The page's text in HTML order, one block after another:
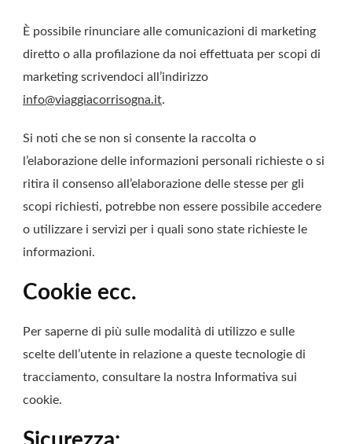
È possibile rinunciare alle comunicazioni di marketing
diretto o alla profilazione da noi effettuata per scopi di
marketing scrivendoci all’indirizzo
info@viaggiacorrisogna.it.
Si noti che se non si consente la raccolta o
l’elaborazione delle informazioni personali richieste o si
ritira il consenso all’elaborazione delle stesse per gli
scopi richiesti, potrebbe non essere possibile accedere
o utilizzare i servizi per i quali sono state richieste le
informazioni.
Cookie ecc.
Per saperne di più sulle modalità di utilizzo e sulle
scelte dell’utente in relazione a queste tecnologie di
tracciamento, consultare la nostra Informativa sui
cookie.